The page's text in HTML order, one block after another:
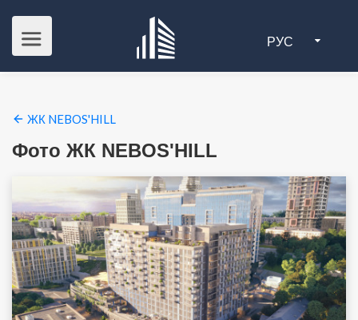
РУС
ЖК NEBOS'HILL
Фото ЖК NEBOS'HILL